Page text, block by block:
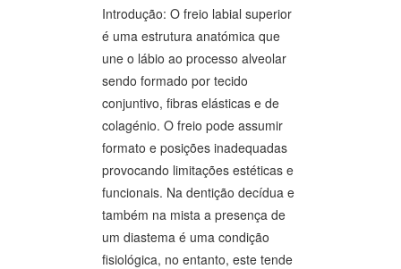
Introdução: O freio labial superior
é uma estrutura anatómica que
une o lábio ao processo alveolar
sendo formado por tecido
conjuntivo, fibras elásticas e de
colagénio. O freio pode assumir
formato e posições inadequadas
provocando limitações estéticas e
funcionais. Na dentição decídua e
também na mista a presença de
um diastema é uma condição
fisiológica, no entanto, este tende